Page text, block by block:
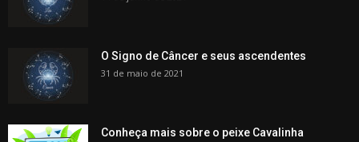
O Signo de Câncer e seus ascendentes
31 de maio de 2021
Conheça mais sobre o peixe Cavalinha